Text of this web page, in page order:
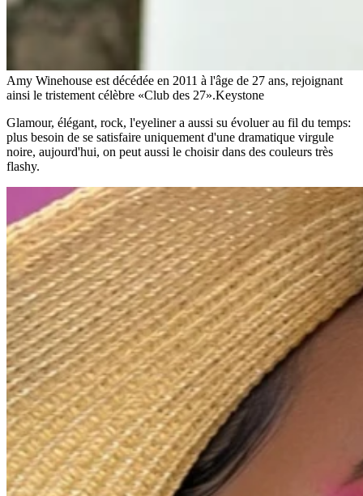
Amy Winehouse est décédée en 2011 à l'âge de 27 ans, rejoignant
ainsi le tristement célèbre «Club des 27».Keystone
Glamour, élégant, rock, l'eyeliner a aussi su évoluer au fil du temps:
plus besoin de se satisfaire uniquement d'une dramatique virgule
noire, aujourd'hui, on peut aussi le choisir dans des couleurs très
flashy.